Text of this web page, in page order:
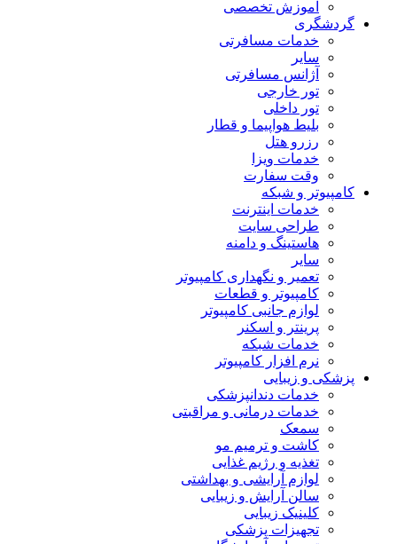
آموزش تخصصی
گردشگری
خدمات مسافرتی
سایر
آژانس مسافرتی
تور خارجی
تور داخلی
بلیط هواپیما و قطار
رزرو هتل
خدمات ویزا
وقت سفارت
کامپیوتر و شبکه
خدمات اینترنت
طراحی سایت
هاستینگ و دامنه
سایر
تعمیر و نگهداری کامپیوتر
کامپیوتر و قطعات
لوازم جانبی کامپیوتر
پرینتر و اسکنر
خدمات شبکه
نرم افزار کامپیوتر
پزشکی و زیبایی
خدمات دندانپزشکی
خدمات درمانی و مراقبتی
سمعک
کاشت و ترمیم مو
تغذیه و رژیم غذایی
لوازم آرایشی و بهداشتی
سالن آرایش و زیبایی
کلینیک زیبایی
تجهیزات پزشکی